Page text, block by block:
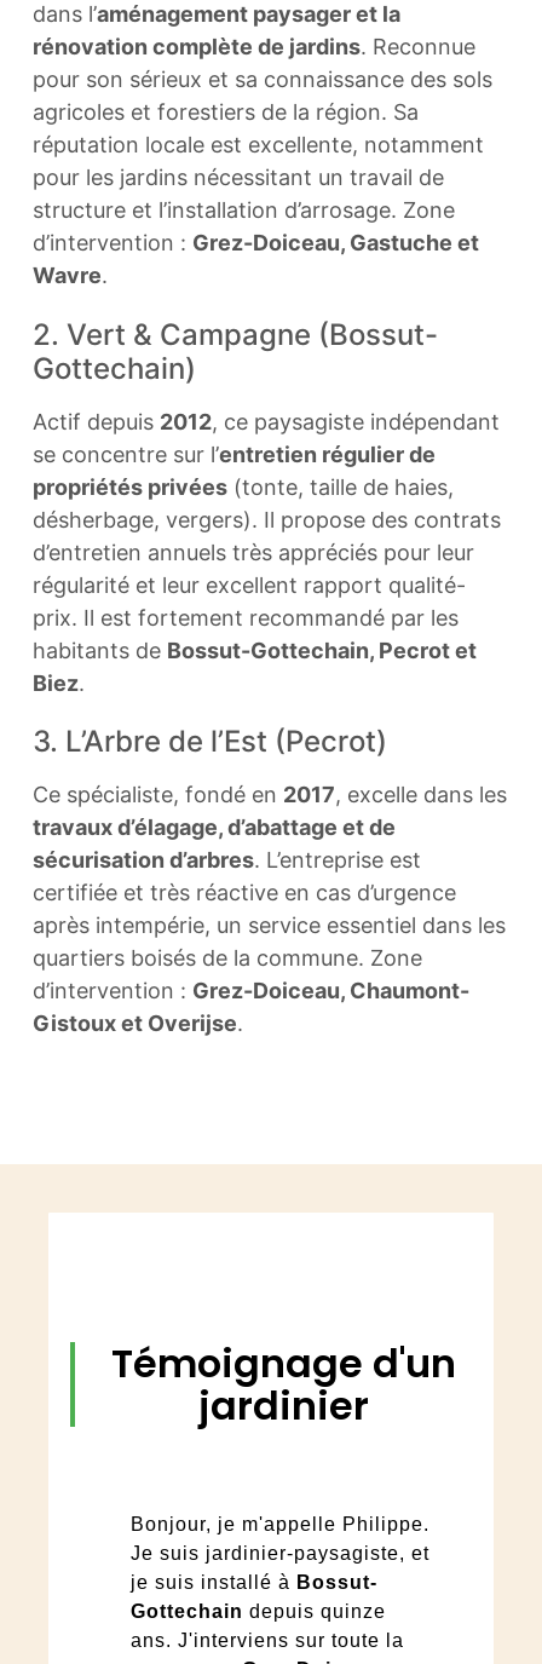
dans l’aménagement paysager et la
rénovation complète de jardins. Reconnue
pour son sérieux et sa connaissance des sols
agricoles et forestiers de la région. Sa
réputation locale est excellente, notamment
pour les jardins nécessitant un travail de
structure et l’installation d’arrosage. Zone
d’intervention : Grez-Doiceau, Gastuche et
Wavre.
2. Vert & Campagne (Bossut-
Gottechain)
Actif depuis 2012, ce paysagiste indépendant
se concentre sur l’entretien régulier de
propriétés privées(tonte, taille de haies,
désherbage, vergers). Il propose des contrats
d’entretien annuels très appréciés pour leur
régularité et leur excellent rapport qualité-
prix. Il est fortement recommandé par les
habitants de Bossut-Gottechain, Pecrot et
Biez.
3. L’Arbre de l’Est (Pecrot)
Ce spécialiste, fondé en 2017, excelle dans les
travaux d’élagage, d’abattage et de
sécurisation d’arbres. L’entreprise est
certifiée et très réactive en cas d’urgence
après intempérie, un service essentiel dans les
quartiers boisés de la commune. Zone
d’intervention : Grez-Doiceau, Chaumont-
Gistoux et Overijse.
Témoignage d'un
jardinier
Bonjour, je m'appelle Philippe.
Je suis jardinier-paysagiste, et
je suis installé à Bossut-
Gottechain depuis quinze
ans. J'interviens sur toute la